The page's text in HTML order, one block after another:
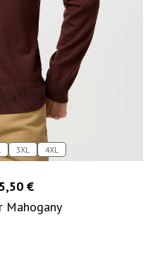
3XL 4XL
€
Mahogany